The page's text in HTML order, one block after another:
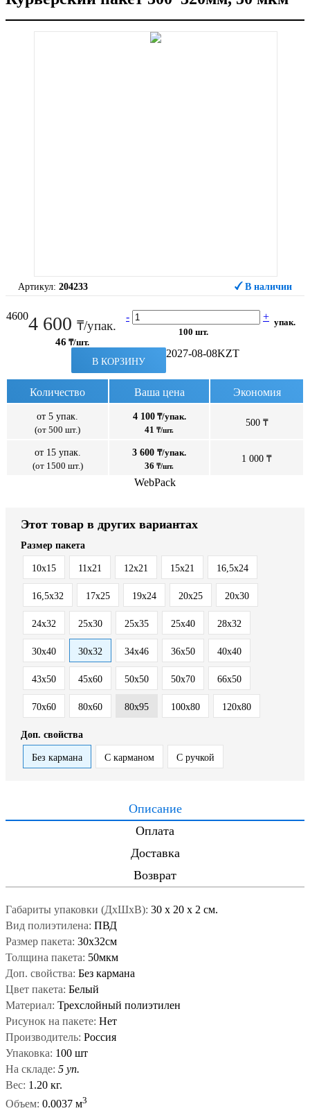
Артикул: 204233 В наличии
46004 600 ₸/упак.
46 ₸/шт.
- +
100 шт.
упак.
В КОРЗИНУ
2027-08-08KZT
Количество Ваша цена Экономия
от 5 упак.
(от 500 шт.)
4 100₸/упак.
41 ₸/шт.
500 ₸
от 15 упак.
(от 1500 шт.)
3 600 ₸/упак.
36 ₸/шт.
1 000 ₸
WebPack
Этот товар в других вариантах
Размер пакета
10x15 11x21 12x21 15x21 16,5х24
16,5х32 17x25 19х24 20x25 20x30
24х32 25x30 25x35 25x40 28х32
30x40 30х32 34х46 36х50 40x40
43х50 45x60 50x50 50x70 66х50
70x60 80х60 80х95 100х80 120х80
Доп. свойства
Без кармана С карманом С ручкой
Описание
Оплата
Доставка
Возврат
Габариты упаковки (ДxШxВ): 30 x 20 x 2 см.
Вид полиэтилена: ПВД
Размер пакета: 30х32см
Толщина пакета: 50мкм
Доп. свойства: Без кармана
Цвет пакета: Белый
Материал: Трехслойный полиэтилен
Рисунок на пакете: Нет
Производитель: Россия
Упаковка: 100 шт
На складе: 5 уп.
Вес: 1.20 кг.
Объем: 0.0037 м3